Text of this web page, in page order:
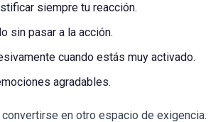
siempre tu reacción.
sin pasar a la acción.
cuando estás muy activado.
agradables.
convertirse en otro espacio de exigencia.